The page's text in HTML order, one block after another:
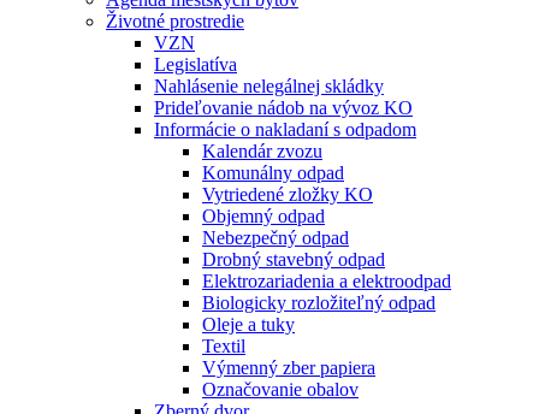
Životné prostredie
VZN
Legislatíva
Nahlásenie nelegálnej skládky
Prideľovanie nádob na vývoz KO
Informácie o nakladaní s odpadom
Kalendár zvozu
Komunálny odpad
Vytriedené zložky KO
Objemný odpad
Nebezpečný odpad
Drobný stavebný odpad
Elektrozariadenia a elektroodpad
Biologicky rozložiteľný odpad
Oleje a tuky
Textil
Výmenný zber papiera
Označovanie obalov